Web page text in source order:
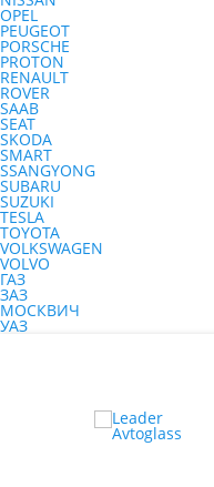
OPEL
PEUGEOT
PORSCHE
PROTON
RENAULT
ROVER
SAAB
SEAT
SKODA
SMART
SSANGYONG
SUBARU
SUZUKI
TESLA
TOYOTA
VOLKSWAGEN
VOLVO
ГАЗ
ЗАЗ
МОСКВИЧ
УАЗ